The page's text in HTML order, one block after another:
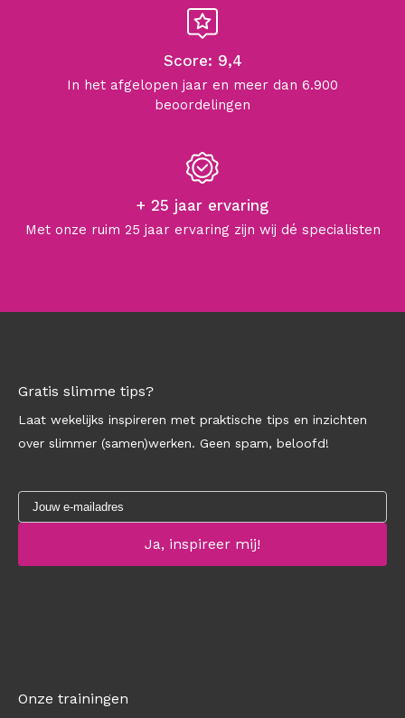
Score: 9,4
In het afgelopen jaar en meer dan 6.900
beoordelingen
+ 25 jaar ervaring
Met onze ruim 25 jaar ervaring zijn wij dé specialisten
Gratis slimme tips?
Laat wekelijks inspireren met praktische tips en inzichten
over slimmer (samen)werken. Geen spam, beloofd!
Onze trainingen